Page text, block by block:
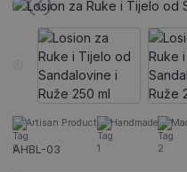
Artisan Product Handmade
AHBL-03